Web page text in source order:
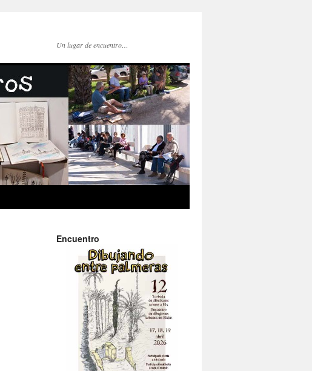
Un lugar de encuentro…
Encuentro